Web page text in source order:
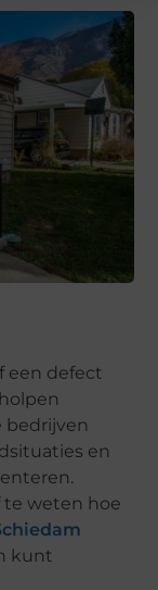
een defect
bedrijven
en
te weten hoe
kunt